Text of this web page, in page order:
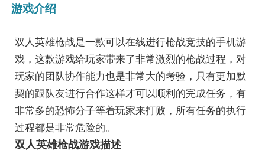
游戏介绍
双人英雄枪战是一款可以在线进行枪战竞技的手机游
戏，这款游戏给玩家带来了非常激烈的枪战过程，对
玩家的团队协作能力也是非常大的考验，只有更加默
契的跟队友进行合作这样才可以顺利的完成任务，有
非常多的恐怖分子等着玩家来打败，所有任务的执行
过程都是非常危险的。
双人英雄枪战游戏描述